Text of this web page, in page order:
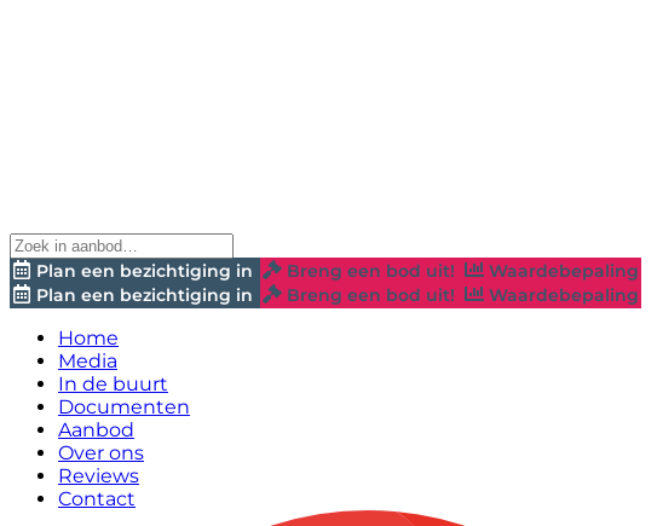
Plan een bezichtiging in Breng een bod uit!
Waardebepaling
Plan een bezichtiging in
Breng een bod uit! Waardebepaling
Home
Media
In de buurt
Documenten
Aanbod
Over ons
Reviews
Contact